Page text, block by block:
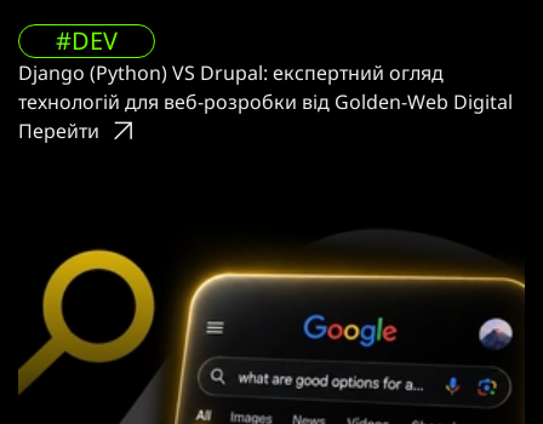
#DEV
Django (Python) VS Drupal: експертний огляд
технологій для веб-розробки від Golden-Web Digital
Перейти